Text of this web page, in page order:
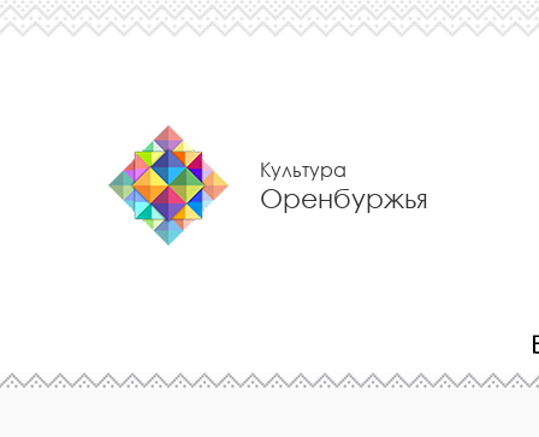
Культура
Оренбуржья